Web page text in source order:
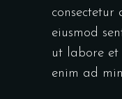
consectetur
eiusmod
ut labore
enim ad